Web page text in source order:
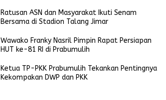
Ratusan ASN dan Masyarakat Ikuti Senam
Bersama di Stadion Talang Jimar
Wawako Franky Nasril Pimpin Rapat Persiapan
HUT ke-81 RI di Prabumulih
Ketua TP-PKK Prabumulih Tekankan Pentingnya
Kekompakan DWP dan PKK